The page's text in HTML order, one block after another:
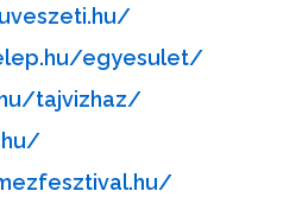
egyesulet/
tajvizhaz/